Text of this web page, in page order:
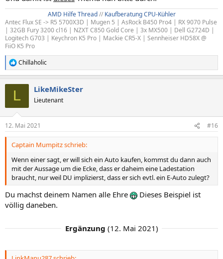
AMD Hilfe Thread// Kaufberatung CPU-Kühler
Antec Flux SE -> R5 5700X3D | Mugen 5 | AsRock B450 Pro4 | RX 9070 Pulse
| 32GB Fury 3200 cl16 | NZXT C850 Gold Core | 3x MX500 | Dell G2724D |
Logitech G703 | Keychron K5 Pro | Mackie CR5-X | Sennheiser HD58X @
FiiO K5 Pro
R
e
e
n
Chillaholic
L LikeMikeSter
Lieutenant
12. Mai 2021 #16
Captain Mumpitz schrieb:
Wenn einer sagt, er will sich ein Auto kaufen, kommst du dann auch
mit der Aussage um die Ecke, dass er daheim eine Ladestation
braucht, nur weil DU implizierst, dass er sich evtl. ein E-Auto zulegt?
Du machst deinem Namen alle Ehre
Dieses Beispiel ist
völlig daneben.
Ergänzung (12. Mai 2021)